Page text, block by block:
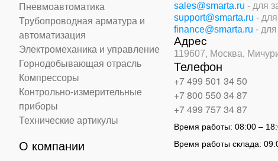
Пневмоавтоматика
Трубопроводная арматура и
автоматизация
Электромеханика и управление
Горнодобывающая отрасль
Компрессоры
Контрольно-измерительные
приборы
Технические артикулы
О компании
sales@smarta.ru - для
support@smarta.ru -
finance@smarta.ru - для
Адрес
119607, Москва,
Телефон
+7 499 501 34 50
+7 800 550 34 87
+7 499 757 34 87
Время работы:08:00 –
Время работы склада: